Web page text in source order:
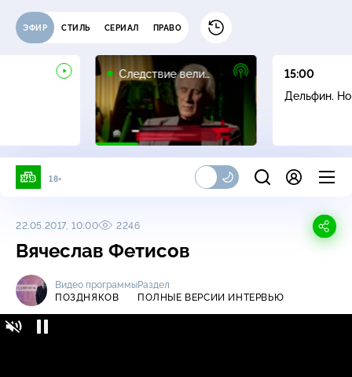
ЭФИР СТИЛЬ СЕРИАЛ ПРАВО
Следствие вели…
15:00
Дельфин.
18+
22.05.2017, 10:00 2246
Вячеслав Фетисов
Видео программы
ПОЗДНЯКОВ
Раздел
ПОЛНЫЕ ВЕРСИИ ИНТЕРВЬЮ
Поздняков / Полные версии интервью / Вячеслав